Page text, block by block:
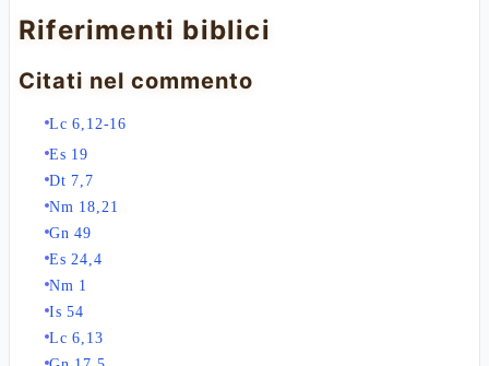
Riferimenti biblici
Citati nel commento
Lc 6,12-16
Es 19
Dt 7,7
Nm 18,21
Gn 49
Es 24,4
Nm 1
Is 54
Lc 6,13